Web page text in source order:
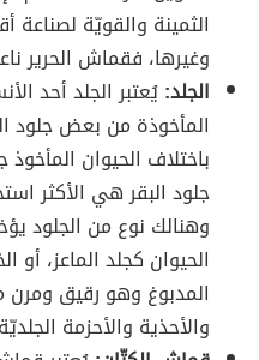
الثمينة والقويّة
وغيرها، فقماش الحرير
الجلد:يُعتبر الجلد أحد
المأخوذة من بعض جلود
باختلاف الحيوان
جلود البقر هي الأكثر
وهنالك نوع من الجلود
الحيوان كجلد الماعز،
المدبوغ وهو رقيق ومرن
والأحذية والأحزمة